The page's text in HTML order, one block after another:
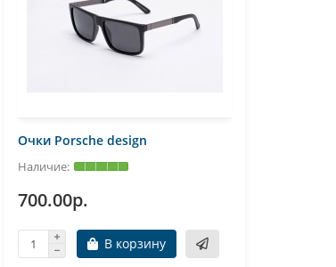
Очки Porsche design
700.00р.
В корзину